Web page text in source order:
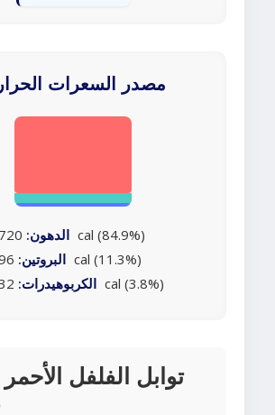
مصدر السعرات
الدهون: 720 cal (84.9%)
البروتين: 96 cal (11.3%)
الكربوهيدرات: 32 cal (3.8%)